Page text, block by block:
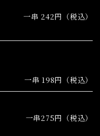
一串 242円（税込）
一串 198円（税込）
一串275円（税込）